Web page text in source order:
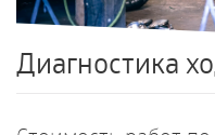
Диагностика